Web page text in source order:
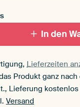
In den
Lieferzeiten
Produkt ganz
Lieferung
Versand